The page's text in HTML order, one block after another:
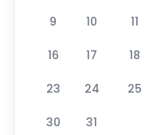
9 10 11
16 17 18
23 24 25
30 31